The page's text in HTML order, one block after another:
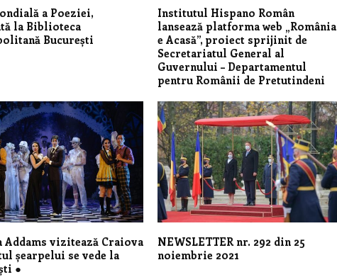
a Poeziei,
la Biblioteca
București
Institutul Hispano Român
lansează platforma web „România
e Acasă”, proiect sprijinit de
Secretariatul General al
Guvernului – Departamentul
pentru Românii de Pretutindeni
Addams vizitează Craiova
șearpelui se vede la
●
NEWSLETTER nr. 292 din 25
noiembrie 2021